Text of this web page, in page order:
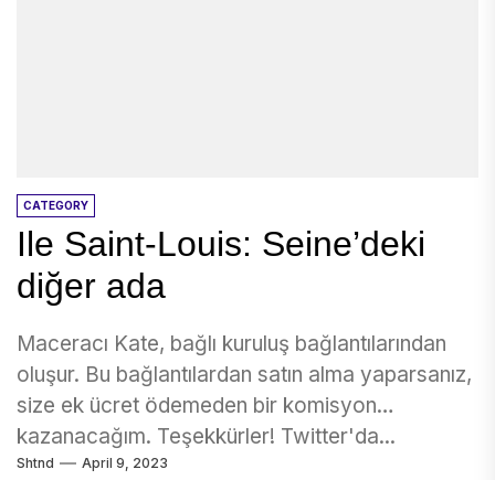
CATEGORY
Ile Saint-Louis: Seine’deki
diğer ada
Maceracı Kate, bağlı kuruluş bağlantılarından
oluşur. Bu bağlantılardan satın alma yaparsanız,
size ek ücret ödemeden bir komisyon
kazanacağım. Teşekkürler! Twitter'da...
Shtnd April 9, 2023